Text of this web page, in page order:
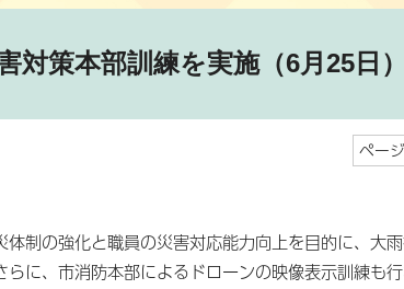
対策本部訓練を実施（6月25日）
ペー
体制の強化と職員の災害対応能力向上を目的に、大
らに、市消防本部によるドローンの映像表示訓練も行